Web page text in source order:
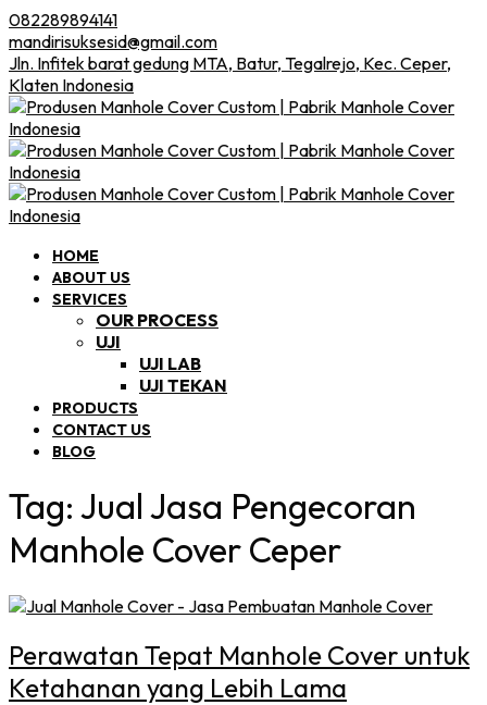
082289894141
mandirisuksesid@gmail.com
Jln. Infitek barat gedung MTA, Batur, Tegalrejo, Kec. Ceper,
Klaten Indonesia
HOME
ABOUT US
SERVICES
OUR PROCESS
UJI
UJI LAB
UJI TEKAN
PRODUCTS
CONTACT US
BLOG
Tag: Jual Jasa Pengecoran
Manhole Cover Ceper
Perawatan Tepat Manhole Cover untuk
Ketahanan yang Lebih Lama